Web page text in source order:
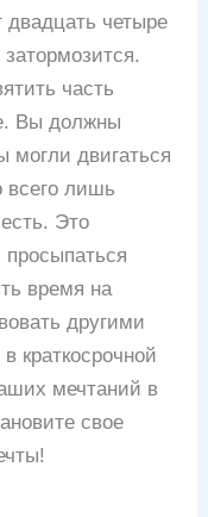
четыре
часть
Вы должны
могли двигаться
всего лишь
Это
просыпаться
время на
другими
краткосрочной
мечтаний в
свое